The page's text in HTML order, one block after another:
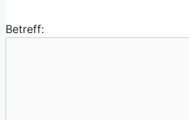
Betreff: